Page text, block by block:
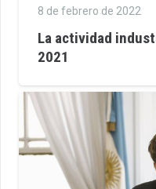
8 de febrero de 2022
La actividad
2021